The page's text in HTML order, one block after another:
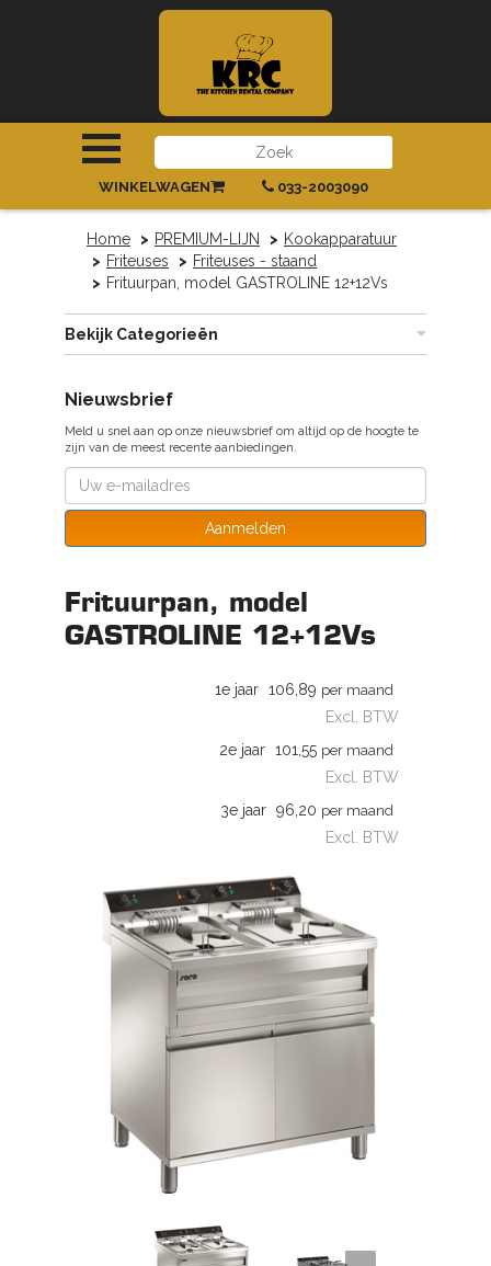
INLOGGEN|REGISTREREN
033-2003090
WINKELWAGEN
Home PREMIUM-LIJN
Kookapparatuur
Friteuses
Friteuses - staand
Frituurpan, model GASTROLINE 12+12Vs
Bekijk Categorieën
Nieuwsbrief
Meld u snel aan op onze nieuwsbrief om altijd op de hoogte te
zijn van de meest recente aanbiedingen.
Aanmelden
Frituurpan, model
GASTROLINE 12+12Vs
1e jaar 106,89 per maand
Excl. BTW
2e jaar 101,55 per maand
Excl. BTW
3e jaar 96,20 per maand
Excl. BTW